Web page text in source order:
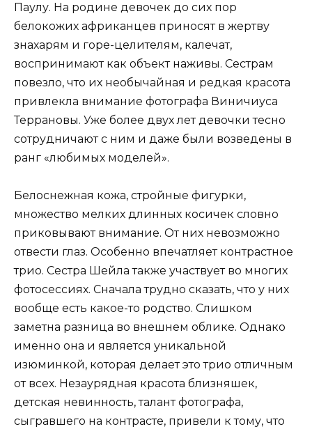
Паулу. На родине девочек до сих пор
белокожих африканцев приносят в жертву
знахарям и горе-целителям, калечат,
воспринимают как объект наживы. Сестрам
повезло, что их необычайная и редкая красота
привлекла внимание фотографа Виничиуса
Террановы. Уже более двух лет девочки тесно
сотрудничают с ним и даже были возведены в
ранг «любимых моделей».
Белоснежная кожа, стройные фигурки,
множество мелких длинных косичек словно
приковывают внимание. От них невозможно
отвести глаз. Особенно впечатляет контрастное
трио. Сестра Шейла также участвует во многих
фотосессиях. Сначала трудно сказать, что у них
вообще есть какое-то родство. Слишком
заметна разница во внешнем облике. Однако
именно она и является уникальной
изюминкой, которая делает это трио отличным
от всех. Незаурядная красота близняшек,
детская невинность, талант фотографа,
сыгравшего на контрасте, привели к тому, что